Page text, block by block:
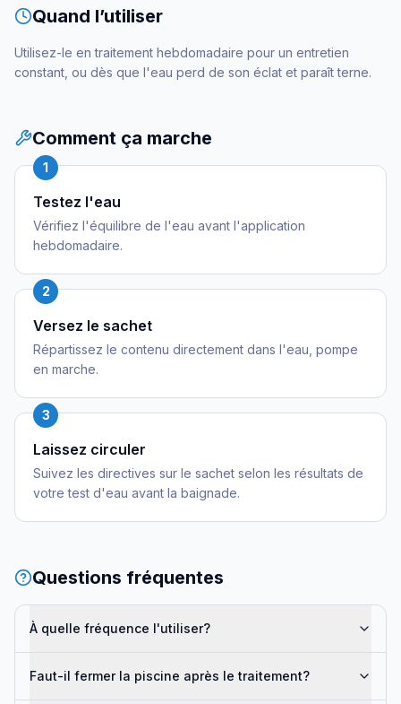
Quand l’utiliser
Utilisez-le en traitement hebdomadaire pour un entretien
constant, ou dès que l'eau perd de son éclat et paraît terne.
Comment ça marche
1
Testez l'eau
Vérifiez l'équilibre de l'eau avant l'application
hebdomadaire.
2
Versez le sachet
Répartissez le contenu directement dans l'eau, pompe
en marche.
3
Laissez circuler
Suivez les directives sur le sachet selon les résultats de
votre test d'eau avant la baignade.
Questions fréquentes
À quelle fréquence l'utiliser?
Faut-il fermer la piscine après le traitement?